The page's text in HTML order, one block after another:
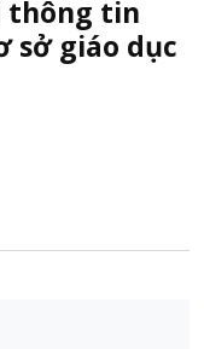
thông tin
sở giáo dục